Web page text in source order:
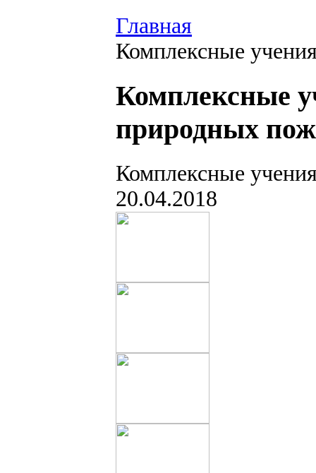
Главная
Комплексные
Комплексные
природных
Комплексные
20.04.2018